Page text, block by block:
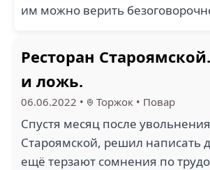
им можно верить
Ресторан
и ложь.
06.06.2022 • Торжок • Повар
Спустя месяц после
Староямской, решил написать
ещё терзают сомнения по